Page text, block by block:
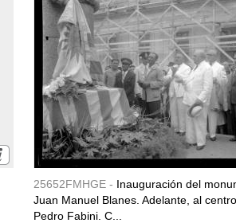
25652FMHGE - Inauguración del
Juan Manuel Blanes. Adelante, al
Pedro Fabini. C...